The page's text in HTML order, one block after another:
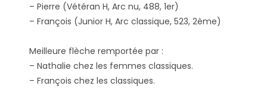
– Pierre (Vétéran H, Arc nu, 488, 1er)
– François (Junior H, Arc classique, 523, 2ème)
Meilleure flèche remportée par :
– Nathalie chez les femmes classiques.
– François chez les classiques.